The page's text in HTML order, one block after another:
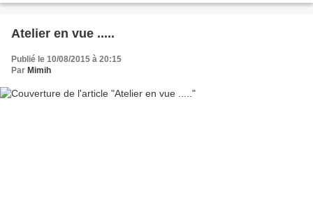
Atelier en vue .....
Publié le 10/08/2015 à 20:15
Par Mimih